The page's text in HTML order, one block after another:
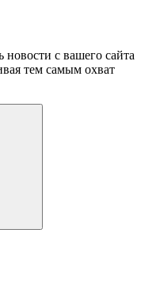
новости с вашего сайта
тем самым охват